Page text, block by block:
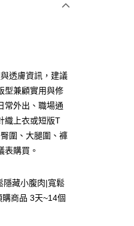
透膚資訊，建議
型兼顧實用與修
常外出、職場通
織上衣或短版T
圍、大腿圍、褲
表購買。
隱藏小腹肉|寬鬆
商品 3天~14個